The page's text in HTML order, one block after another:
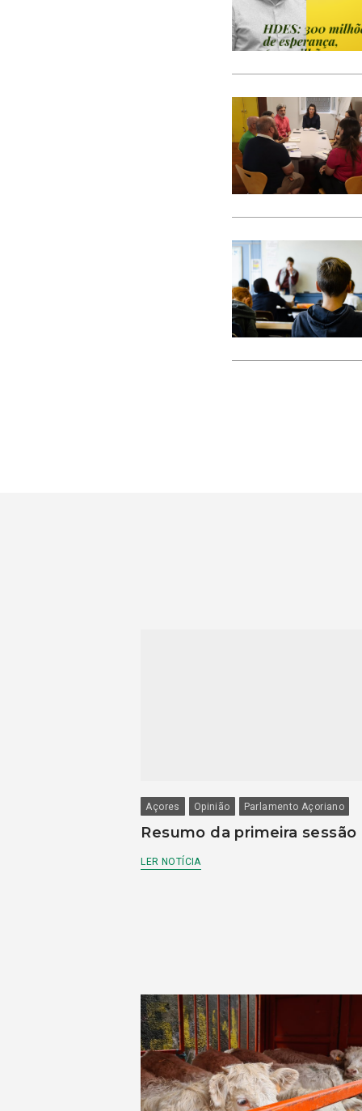
Açores Opinião Parlamento Açoriano
Resumo da primeira sessão
LER NOTÍCIA